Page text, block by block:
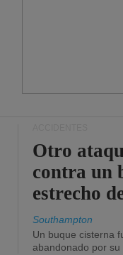
Otro
contra un
estrecho
Southampton
Un buque cisterna
abandonado por su